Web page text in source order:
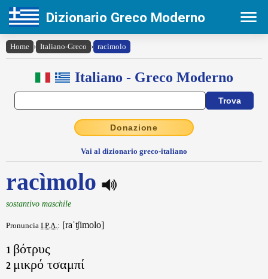
Dizionario Greco Moderno
Home › Italiano-Greco › racìmolo
Italiano - Greco Moderno
Donazione
Vai al dizionario greco-italiano
racìmolo
sostantivo maschile
Pronuncia I.P.A.: [raˈʧimolo]
1 βότρυς
2 μικρό τσαμπί